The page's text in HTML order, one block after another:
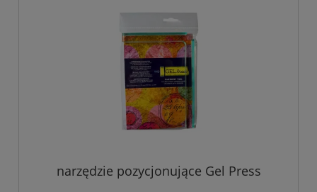
narzędzie pozycjonujące Gel Press